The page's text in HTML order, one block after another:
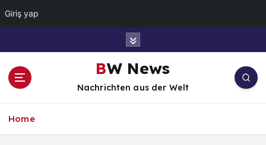
Giriş yap
BW News
Nachrichten aus der Welt
Home